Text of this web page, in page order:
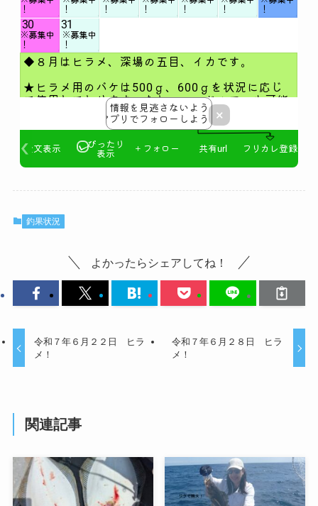
釣果状況
よかったらシェアしてね！
令和７年６月２２日 ヒラ
メ！
令和７年６月２８日 ヒラ
メ！
関連記事